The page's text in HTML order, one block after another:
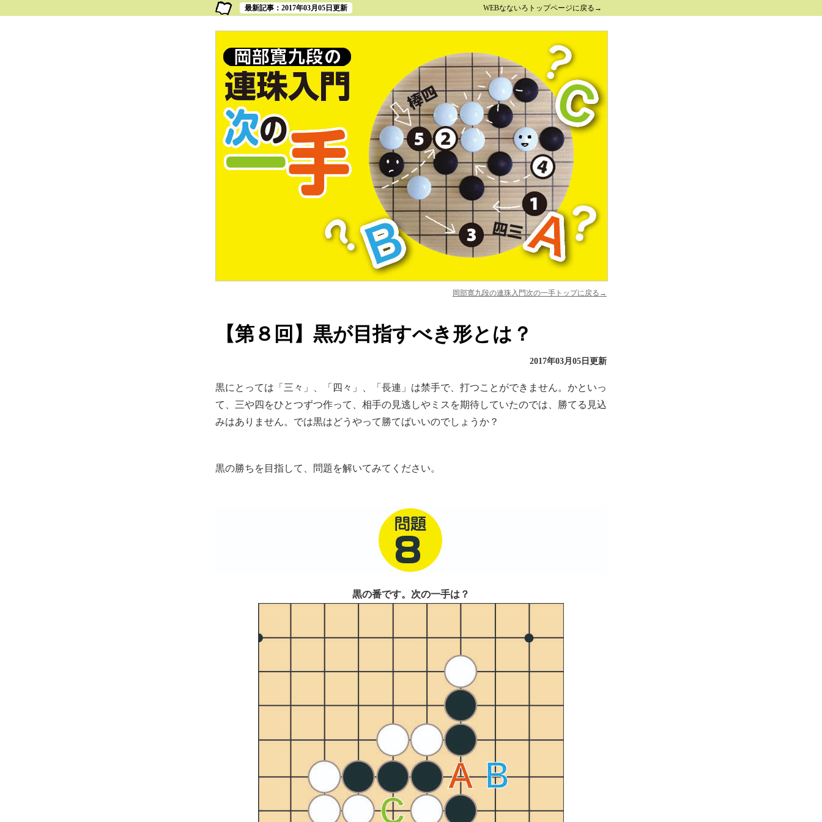
最新記事：2017年03月05日更新 WEBなないろトップページに戻る→
岡部寛九段の連珠入門次の一手トップに戻る→
【第８回】黒が目指すべき形とは？
2017年03月05日更新
黒にとっては「三々」、「四々」、「長連」は禁手で、打つことができません。かといっ
て、三や四をひとつずつ作って、相手の見逃しやミスを期待していたのでは、勝てる見込
みはありません。では黒はどうやって勝てばいいのでしょうか？
黒の勝ちを目指して、問題を解いてみてください。
黒の番です。次の一手は？